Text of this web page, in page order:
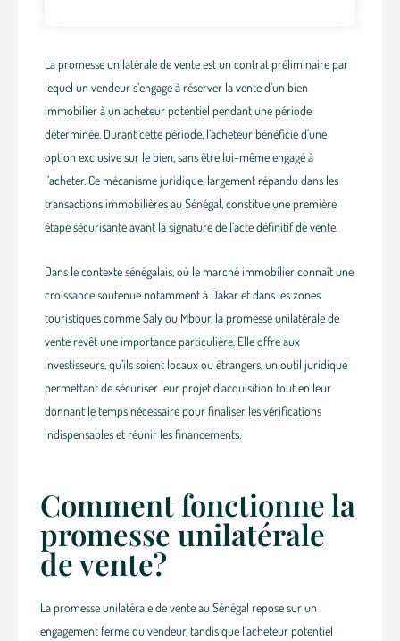
La promesse unilatérale de vente est un contrat préliminaire par
lequel un vendeur s’engage à réserver la vente d’un bien
immobilier à un acheteur potentiel pendant une période
déterminée. Durant cette période, l’acheteur bénéficie d’une
option exclusive sur le bien, sans être lui-même engagé à
l’acheter. Ce mécanisme juridique, largement répandu dans les
transactions immobilières au Sénégal, constitue une première
étape sécurisante avant la signature de l’acte définitif de vente.
Dans le contexte sénégalais, où le marché immobilier connaît une
croissance soutenue notamment à Dakar et dans les zones
touristiques comme Saly ou Mbour, la promesse unilatérale de
vente revêt une importance particulière. Elle offre aux
investisseurs, qu’ils soient locaux ou étrangers, un outil juridique
permettant de sécuriser leur projet d’acquisition tout en leur
donnant le temps nécessaire pour finaliser les vérifications
indispensables et réunir les financements.
Comment fonctionne la
promesse unilatérale
de vente?
La promesse unilatérale de vente au Sénégal repose sur un
engagement ferme du vendeur, tandis que l’acheteur potentiel